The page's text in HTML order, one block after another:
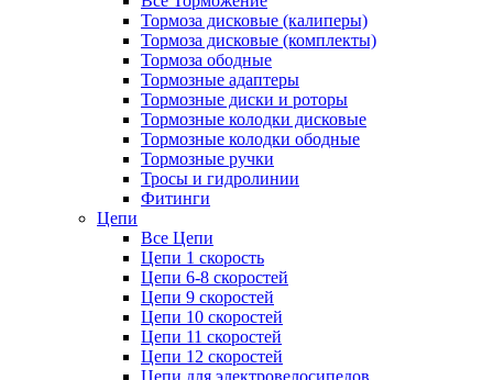
Тормоза дисковые (калиперы)
Тормоза дисковые (комплекты)
Тормоза ободные
Тормозные адаптеры
Тормозные диски и роторы
Тормозные колодки дисковые
Тормозные колодки ободные
Тормозные ручки
Тросы и гидролинии
Фитинги
Цепи
Все Цепи
Цепи 1 скорость
Цепи 6-8 скоростей
Цепи 9 скоростей
Цепи 10 скоростей
Цепи 11 скоростей
Цепи 12 скоростей
Цепи для электровелосипедов